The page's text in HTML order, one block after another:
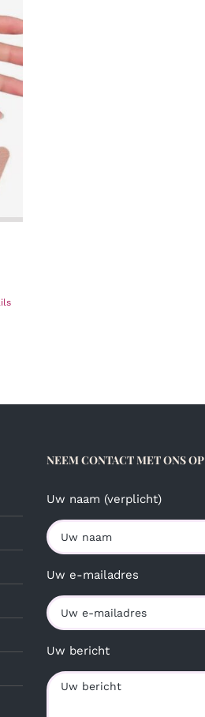
NEEM CONTACT MET ONS OP
Uw naam (verplicht)
Uw e-mailadres
Uw bericht